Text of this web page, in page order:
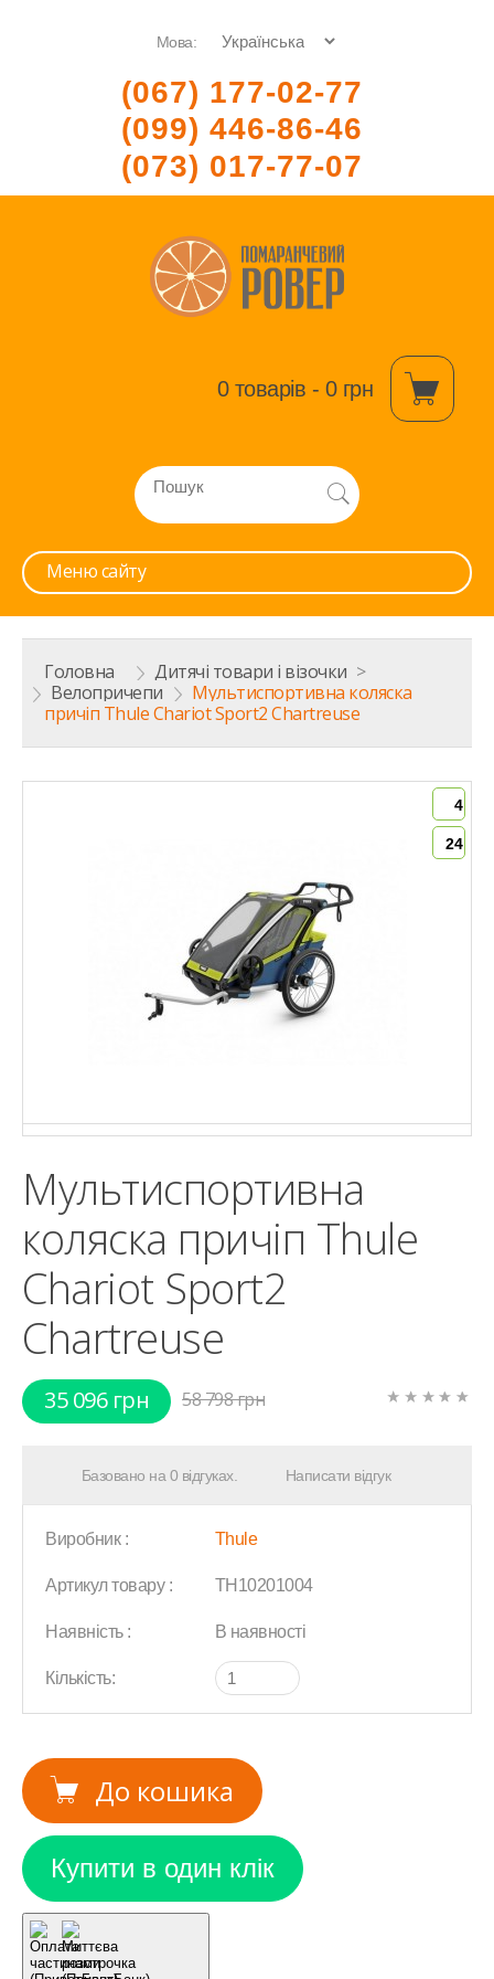
Мова:
(067) 177-02-77
(099) 446-86-46
(073) 017-77-07
0 товарів - 0 грн
Меню сайту
Головна > Дитячі товари і візочки >
Велопричепи > Мультиспортивна коляска
причіп Thule Chariot Sport2 Chartreuse
4
24
Мультиспортивна
коляска причіп Thule
Chariot Sport2
Chartreuse
35 096 грн 58 798 грн
Базовано на 0 відгуках. Написати відгук
Виробник : Thule
Артикул товару : TH10201004
Наявність : В наявності
Кількість:
До кошика